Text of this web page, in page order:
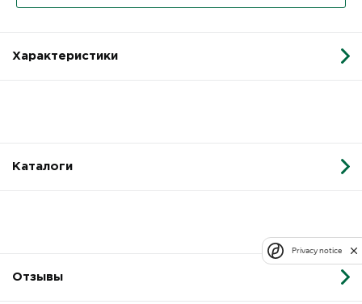
Характеристики
Каталоги
Отзывы
Privacy notice